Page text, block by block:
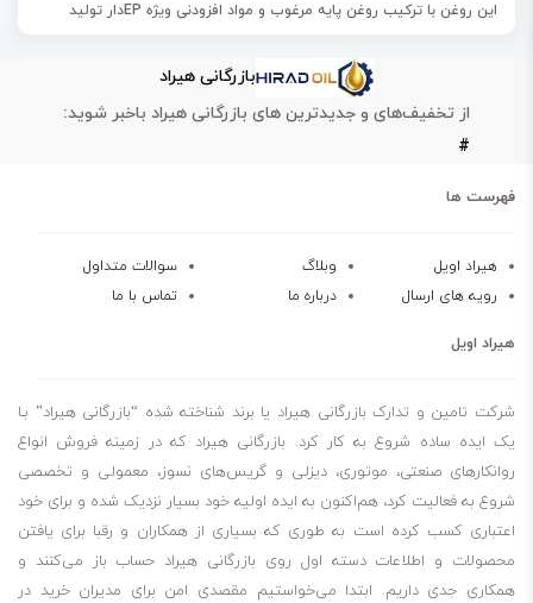
این روغن با ترکیب روغن پایه مرغوب و مواد افزودنی ویژه EPدار تولید
از روغن پارس مدوس ای پی EP 75W 90 در جعبه دنده‌های دستی
خودروهای دیزلی و سواری، چرخ دنده‌های هیپوییدی و دیفرانسیل‌ها استفاده
می‌کنند.
این محصول در جعبه دنده‌های غیر اتوماتیک تحت شرایط عملیاتی سخت و
ویژگی‌های روغن پارس مدوس ای پی EP 75W 90
پایداری حرارتی عالی
عملکرد خوب در دماهای پایین
پایداری اکسیداسیون عالی
بازرگانی هیراد
از تخفیف‌های و جدیدترین های بازرگانی هیراد باخبر شوید:
#
فهرست ها
هیراد اویل وبلاگ
سوالات متداول
رویه های ارسال
درباره ما تماس با ما
هیراد اویل
شرکت تامین و تدارک بازرگانی هیراد یا برند شناخته شده “بازرگانی هیراد” بـا
یک ایده ساده شروع به کار کرد. بازرگانی هیراد که در زمینه فروش انواع
روانکارهای صنعتی، موتوری، دیزلی و گریس‌های نسوز، معمولی و تخصصی
شروع به فعالیت کرد، هم‌اکنون به ایده اولیه خود بسیار نزدیک شده و برای خود
اعتباری کسب کرده است به طوری که بسیاری از همکاران و رقبا برای یافتن
محصولات و اطلاعات دسته اول روی بازرگانی هیراد حساب باز می‌کنند و
همکاری جدی داریم. ابتدا می‌خواستیم مقصدی امن برای مدیران خرید در